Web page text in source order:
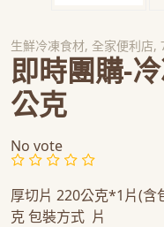
生鮮冷凍食材, 全家便利店,
即時團購-
公克
No vote
厚切片 220公克*1片(
克 包裝方式 片